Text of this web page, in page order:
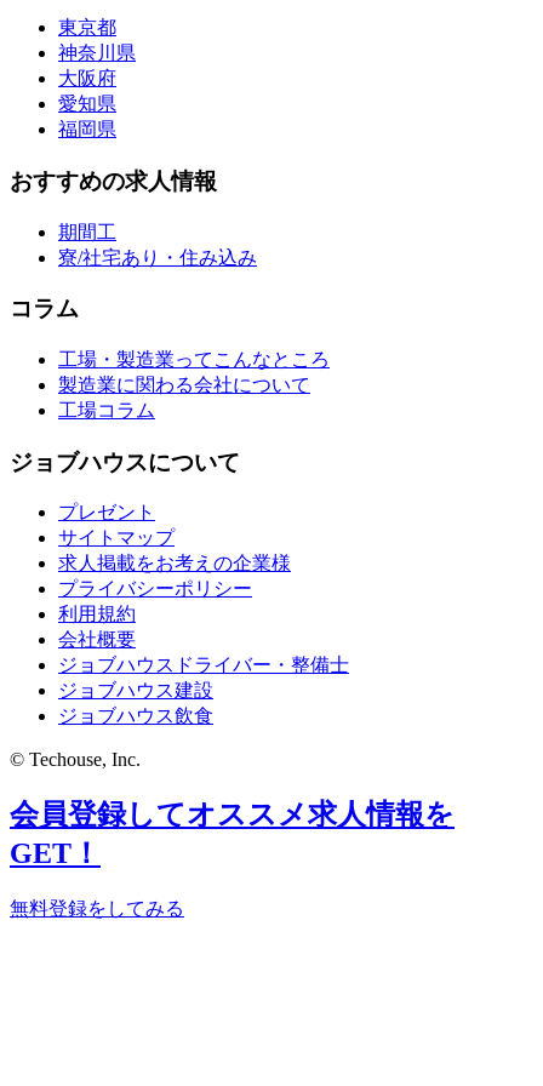
東京都
神奈川県
大阪府
愛知県
福岡県
おすすめの求人情報
期間工
寮/社宅あり・住み込み
コラム
工場・製造業ってこんなところ
製造業に関わる会社について
工場コラム
ジョブハウスについて
プレゼント
サイトマップ
求人掲載をお考えの企業様
プライバシーポリシー
利用規約
会社概要
ジョブハウスドライバー・整備士
ジョブハウス建設
ジョブハウス飲食
© Techouse, Inc.
会員登録してオススメ求人情報を
GET！
無料登録をしてみる